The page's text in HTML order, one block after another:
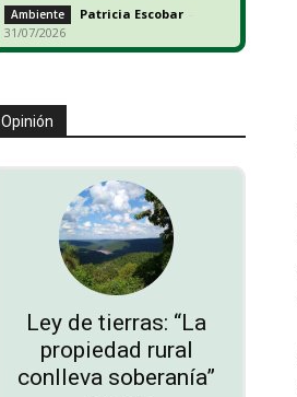
Ambiente Patricia Escobar -
31/07/2026
Opinión
Ley de tierras: “La
propiedad rural
conlleva soberanía”